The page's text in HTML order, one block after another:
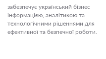
забезпечує український бізнес
інформацією, аналітикою та
технологічними рішеннями для
ефективної та безпечної роботи.